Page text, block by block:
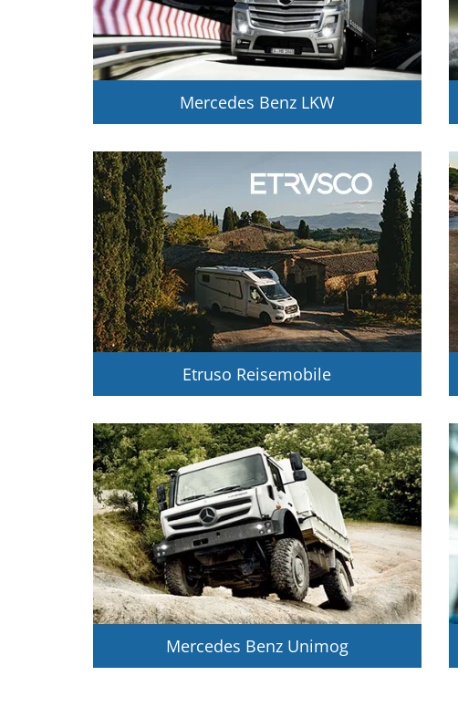
Mercedes Benz LKW
Etruso Reisemobile
Mercedes Benz Unimog